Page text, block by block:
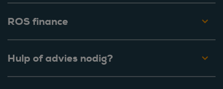
ROS finance
Hulp of advies nodig?